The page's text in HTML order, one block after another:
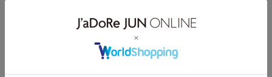
Saturdays NYC
Morning Joe S/S Tee
¥6,050